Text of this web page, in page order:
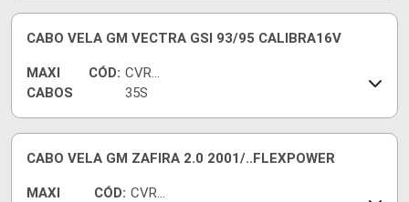
CABO VELA GM VECTRA GSI 93/95 CALIBRA16V
MAXI
CABOS
CÓD: CVR94
35S
CABO VELA GM ZAFIRA 2.0 2001/..FLEXPOWER
MAXI
CÓD: CVRG